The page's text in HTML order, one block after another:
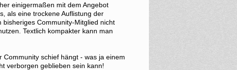
einigermaßen mit dem Angebot
als eine trockene Auflistung der
Community-Mitglied nicht
Textlich kompakter kann man
schief hängt - was ja einem
verborgen geblieben sein kann!